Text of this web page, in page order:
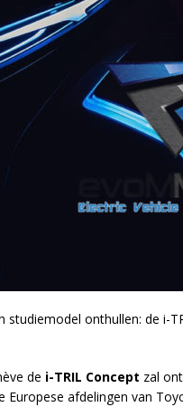
studiemodel onthullen: de i-
de i-TRIL Concept zal
afdelingen van